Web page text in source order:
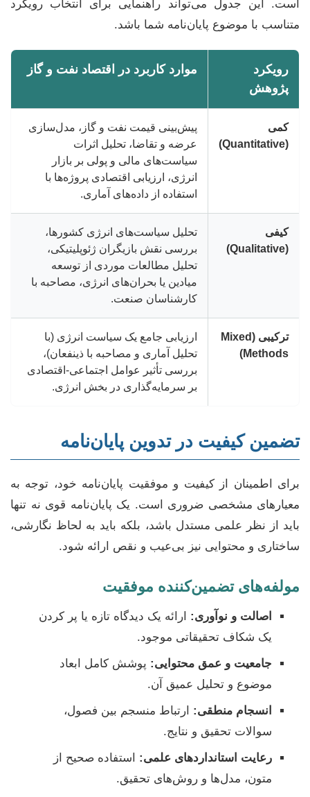
است. این جدول می‌تواند راهنمایی برای انتخاب رویکرد
متناسب با موضوع پایان‌نامه شما باشد.
رویکرد
پژوهش
موارد کاربرد در اقتصاد نفت و گاز
کمی
(Quantitative)
پیش‌بینی قیمت نفت و گاز، مدل‌سازی
عرضه و تقاضا، تحلیل اثرات
سیاست‌های مالی و پولی بر بازار
انرژی، ارزیابی اقتصادی پروژه‌ها با
استفاده از داده‌های آماری.
کیفی
(Qualitative)
تحلیل سیاست‌های انرژی کشورها،
بررسی نقش بازیگران ژئوپلیتیکی،
تحلیل مطالعات موردی از توسعه
میادین یا بحران‌های انرژی، مصاحبه با
کارشناسان صنعت.
ترکیبی (Mixed
Methods)
ارزیابی جامع یک سیاست انرژی (با
تحلیل آماری و مصاحبه با ذینفعان)،
بررسی تأثیر عوامل اجتماعی-اقتصادی
بر سرمایه‌گذاری در بخش انرژی.
تضمین کیفیت در تدوین پایان‌نامه
برای اطمینان از کیفیت و موفقیت پایان‌نامه خود، توجه به
معیارهای مشخصی ضروری است. یک پایان‌نامه قوی نه تنها
باید از نظر علمی مستدل باشد، بلکه باید به لحاظ نگارشی،
ساختاری و محتوایی نیز بی‌عیب و نقص ارائه شود.
مولفه‌های تضمین‌کننده موفقیت
اصالت و نوآوری: ارائه یک دیدگاه تازه یا پر کردن
یک شکاف تحقیقاتی موجود.
جامعیت و عمق محتوایی: پوشش کامل ابعاد
موضوع و تحلیل عمیق آن.
انسجام منطقی: ارتباط منسجم بین فصول،
سوالات تحقیق و نتایج.
رعایت استانداردهای علمی: استفاده صحیح از
متون، مدل‌ها و روش‌های تحقیق.